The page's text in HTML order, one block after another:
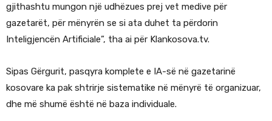
gjithashtu mungon një udhëzues prej vet medive për
gazetarët, për mënyrën se si ata duhet ta përdorin
Inteligjencën Artificiale”, tha ai për Klankosova.tv.
Sipas Gërgurit, pasqyra komplete e IA-së në gazetarinë
kosovare ka pak shtrirje sistematike në mënyrë të organizuar,
dhe më shumë është në baza individuale.